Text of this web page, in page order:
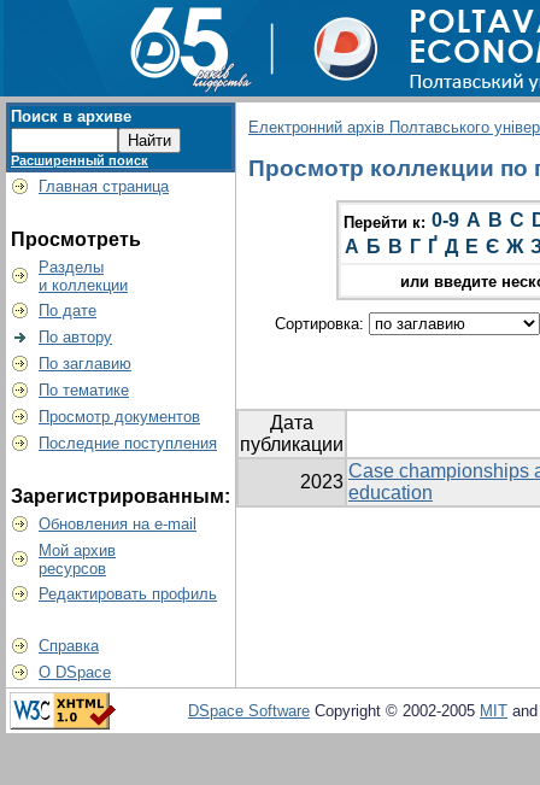
Поиск в архиве
Расширенный поиск
Главная страница
Просмотреть
Разделы
и коллекции
По дате
По автору
По заглавию
По тематике
Просмотр документов
Последние поступления
Зарегистрированным:
Обновления на e-mail
Мой архив
ресурсов
Редактировать профиль
Справка
О DSpace
Електронний архів Полтавського
Просмотр коллекции по
Перейти к: 0-9 A B C
А Б В Г Ґ Д Е Є Ж
или введите
Сортировка:
Дата
публикации
2023
Case championships
education
DSpace Software Copyright © 2002-2005 MIT